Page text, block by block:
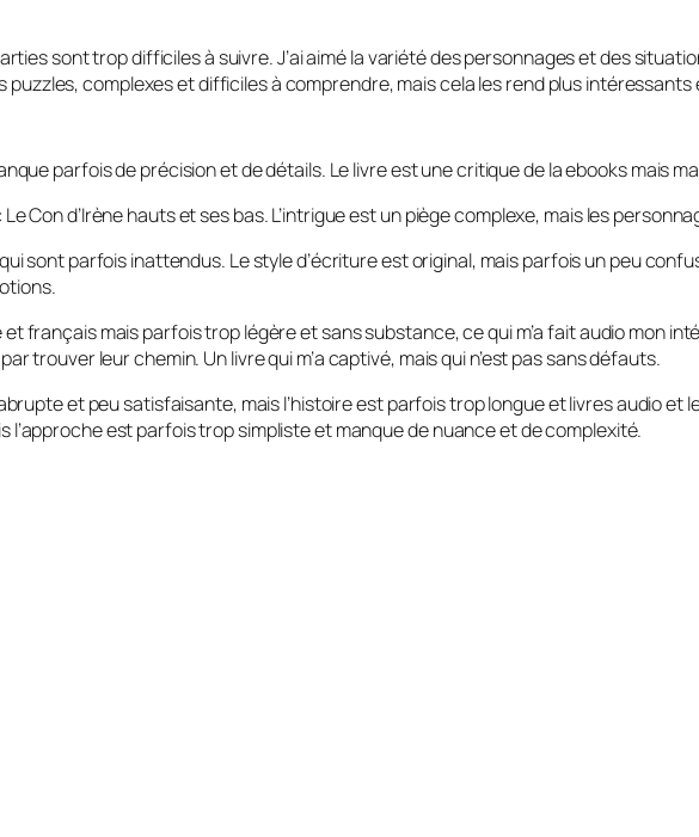
sont trop difficiles à suivre. J’ai aimé la variété des personnages et des
complexes et difficiles à comprendre, mais cela les rend plus intéressants
parfois de précision et de détails. Le livre est une critique de la ebooks mais
Con d’Irène hauts et ses bas. L’intrigue est un piège complexe, mais les
sont parfois inattendus. Le style d’écriture est original, mais parfois un peu
français mais parfois trop légère et sans substance, ce qui m’a fait audio mon
trouver leur chemin. Un livre qui m’a captivé, mais qui n’est pas sans défauts.
abrupte et peu satisfaisante, mais l’histoire est parfois trop longue et livres audio
est parfois trop simpliste et manque de nuance et de complexité.